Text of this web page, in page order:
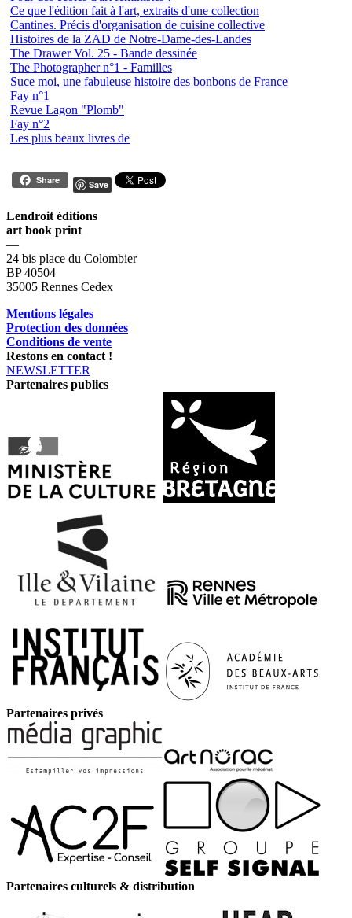
Ce que l'édition fait à l'art, extraits d'une collection
Cantines. Précis d'organisation de cuisine collective
Histoires de la ZAD de Notre-Dame-des-Landes
The Drawer Vol. 25 - Bande dessinée
The Photographer n°1 - Familles
Suce moi, une fabuleuse histoire des bonbons de France
Fay n°1
Revue Lagon "Plomb"
Fay n°2
Les plus beaux livres de
Share Save
Lendroit éditions
art book print
—
24 bis place du Colombier
BP 40504
35005 Rennes Cedex
Mentions légales
Protection des données
Conditions de vente
Restons en contact !
NEWSLETTER
Partenaires publics
Partenaires privés
Partenaires culturels & distribution